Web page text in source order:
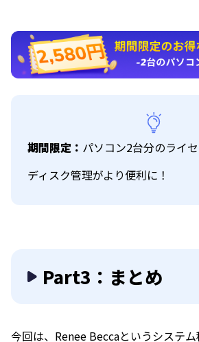
期間限定： パソコン2台分のライセ
ディスク管理がより便利に！
Part3：まとめ
今回は、Renee Beccaというシステ